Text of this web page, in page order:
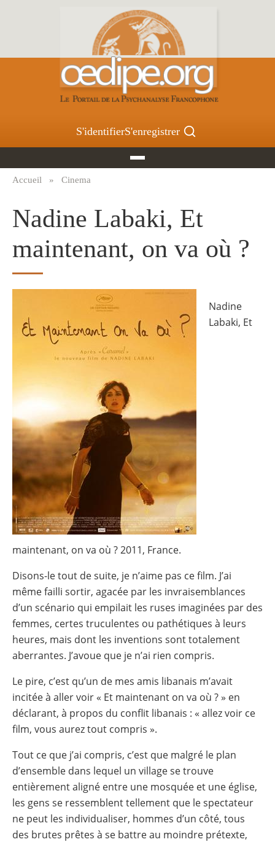
S'identifierS'enregistrer
d'Ariane
Accueil Cinema
Nadine Labaki, Et
maintenant, on va où ?
Nadine
Labaki, Et
maintenant, on va où ? 2011, France.
Disons-le tout de suite, je n’aime pas ce film. J’ai
même failli sortir, agacée par les invraisemblances
d’un scénario qui empilait les ruses imaginées par des
femmes, certes truculentes ou pathétiques à leurs
heures, mais dont les inventions sont totalement
aberrantes. J’avoue que je n’ai rien compris.
Le pire, c’est qu’un de mes amis libanais m’avait
incitée à aller voir « Et maintenant on va où ? » en
déclarant, à propos du conflit libanais : « allez voir ce
film, vous aurez tout compris ».
Tout ce que j’ai compris, c’est que malgré le plan
d’ensemble dans lequel un village se trouve
entièrement aligné entre une mosquée et une église,
les gens se ressemblent tellement que le spectateur
ne peut les individualiser, hommes d’un côté, tous
des brutes prêtes à se battre au moindre prétexte,